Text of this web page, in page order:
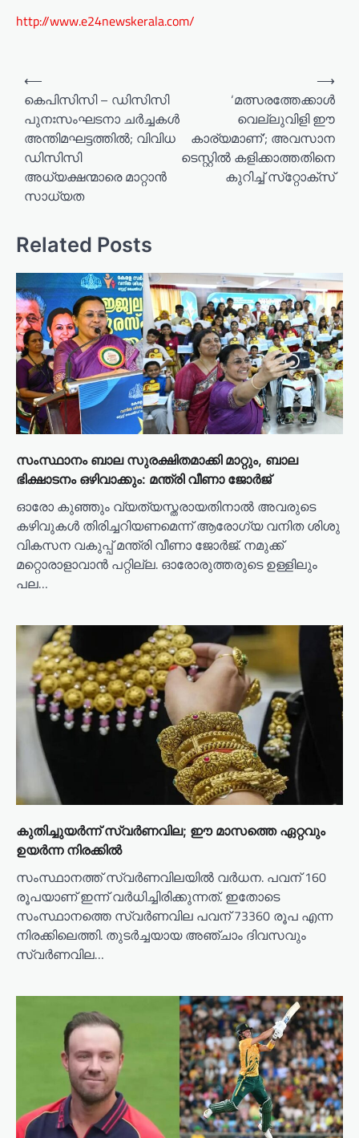
http://www.e24newskerala.com/
⟵
കെപിസിസി – ഡിസിസി
പുനഃസംഘടനാ ചർച്ചകൾ
അന്തിമഘട്ടത്തിൽ; വിവിധ
ഡിസിസി
അധ്യക്ഷന്മാരെ മാറ്റാൻ
സാധ്യത
‘മത്സരത്തേക്കാൾ
വെല്ലുവിളി ഈ
കാര്യമാണ്’; അവസാന
ടെസ്റ്റിൽ കളിക്കാത്തതിനെ
കുറിച്ച് സ്‌റ്റോക്‌സ്
⟶
Related Posts
സംസ്ഥാനം ബാല സുരക്ഷിതമാക്കി മാറ്റും, ബാല
ഭിക്ഷാടനം ഒഴിവാക്കും: മന്ത്രി വീണാ ജോർജ്
ഓരോ കുഞ്ഞും വ്യത്യസ്തരായതിനാല്‍ അവരുടെ
കഴിവുകള്‍ തിരിച്ചറിയണമെന്ന് ആരോഗ്യ വനിത ശിശു
വികസന വകുപ്പ് മന്ത്രി വീണാ ജോര്‍ജ്. നമുക്ക്
മറ്റൊരാളാവാന്‍ പറ്റില്ല. ഓരോരുത്തരുടെ ഉള്ളിലും
പല…
കുതിച്ചുയര്‍ന്ന് സ്വര്‍ണവില; ഈ മാസത്തെ ഏറ്റവും
ഉയര്‍ന്ന നിരക്കില്‍
സംസ്ഥാനത്ത് സ്വര്‍ണവിലയില്‍ വര്‍ധന. പവന് 160
രൂപയാണ് ഇന്ന് വര്‍ധിച്ചിരിക്കുന്നത്. ഇതോടെ
സംസ്ഥാനത്തെ സ്വര്‍ണവില പവന് 73360 രൂപ എന്ന
നിരക്കിലെത്തി. തുടര്‍ച്ചയായ അഞ്ചാം ദിവസവും
സ്വര്‍ണവില…